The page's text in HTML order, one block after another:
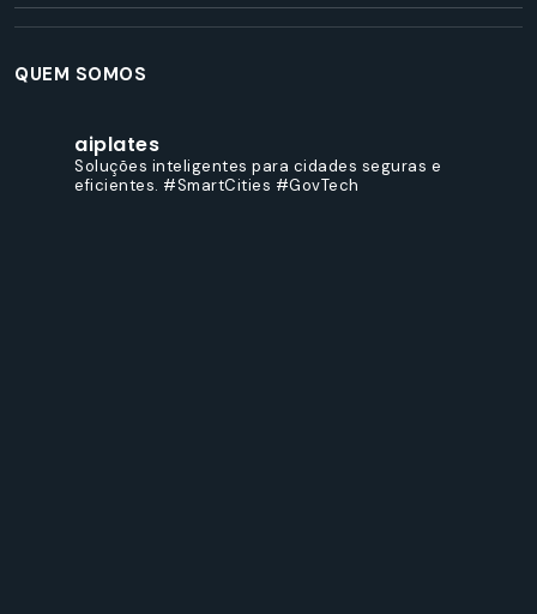
QUEM SOMOS
aiplates
Soluções inteligentes para cidades seguras e
eficientes. #SmartCities #GovTech